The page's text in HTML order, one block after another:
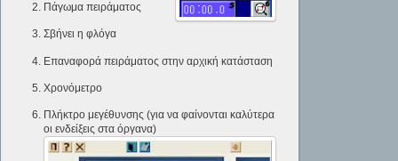
Πάγωμαπειράματος
Σβήνει η φλόγα
Επαναφορά πειράματοςστην αρχική κατάσταση
Χρονόμετρο
Πλήκτρο μεγέθυνσης(για να φαίνονται καλύτερα
οι ενδείξεις στα όργανα)